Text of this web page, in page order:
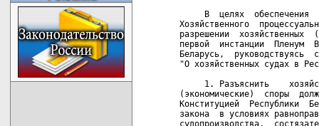
В  целях  обеспечения
Хозяйственного